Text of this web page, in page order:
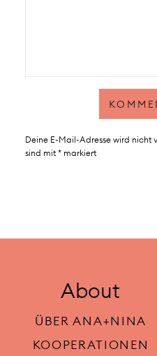
Deine E-Mail-Adresse wird nicht
sind mit *markiert
About
ÜBER ANA+NINA
KOOPERATIONEN